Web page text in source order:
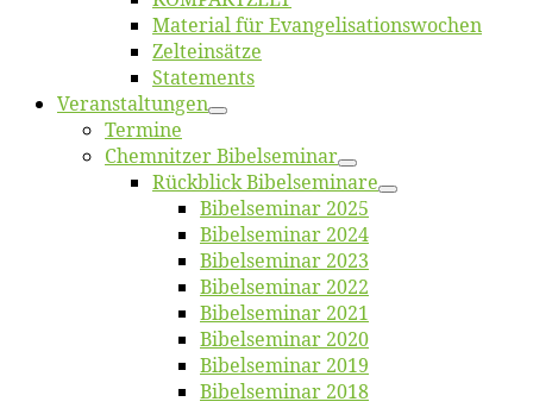
Ma­te­ri­al für Evangelisationswochen
Zelt­ein­sät­ze
State­ments
Ver­an­stal­tun­gen
Ter­mi­ne
Chemnit­zer Bibelseminar
Rück­blick Bibelseminare
Bi­bel­se­mi­nar 2025
Bi­bel­se­mi­nar 2024
Bi­bel­se­mi­nar 2023
Bi­bel­se­mi­nar 2022
Bi­bel­se­mi­nar 2021
Bi­bel­se­mi­nar 2020
Bi­bel­se­mi­nar 2019
Bi­bel­se­mi­nar 2018